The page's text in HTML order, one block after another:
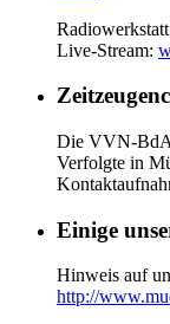
Live-Stream:
Die VVN-BdA
Verfolgte in
Einige
Hinweis auf
http://